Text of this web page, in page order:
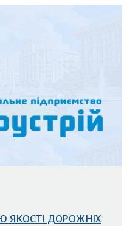
ЯКОСТІ ДОРОЖНІХ